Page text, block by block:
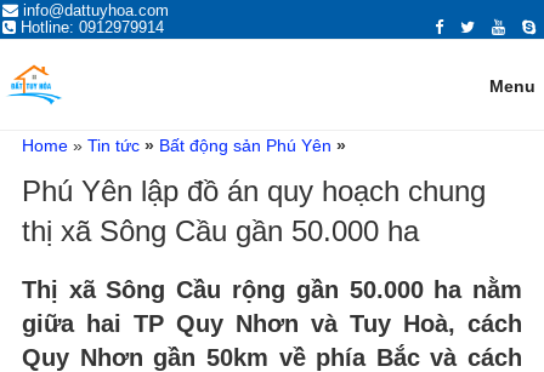
info@dattuyhoa.com
Hotline: 0912979914
ĐĂNG TIN MUA BÁN NHÀ ĐẤT,
PHÚ YÊN
Trang đăng tin mua bán nhà đất Tuy Hòa Phú Yên 2021 chính chủ, giá tốt,
vị trí đẹp, đường rộng. Mua bán nhà đất ở Tuy Hòa, Phú Yên có giấy tờ
sổ hồng đỏ, đất ven biển, hướng đông, tây, nam, bắc...
Menu
Home» Tin tức » Bất động sản Phú Yên »
Phú Yên lập đồ án quy hoạch chung
thị xã Sông Cầu gần 50.000 ha
Thị xã Sông Cầu rộng gần 50.000 ha nằm
giữa hai TP Quy Nhơn và Tuy Hoà, cách
Quy Nhơn gần 50km về phía Bắc và cách